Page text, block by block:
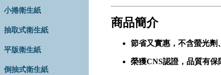
小捲衛生紙
抽取式衛生紙
平版衛生紙
倒抽式衛生紙
商品簡介
節省又實惠，不含螢光劑
榮獲CNS認證，品質有保